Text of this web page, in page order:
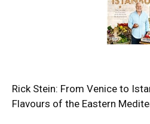
Rick Stein: From Venice to
Flavours of the Eastern